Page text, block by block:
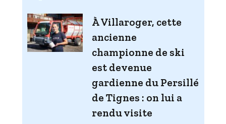
À Villaroger, cette
ancienne
championne de ski
est devenue
gardienne du Persillé
de Tignes : on lui a
rendu visite